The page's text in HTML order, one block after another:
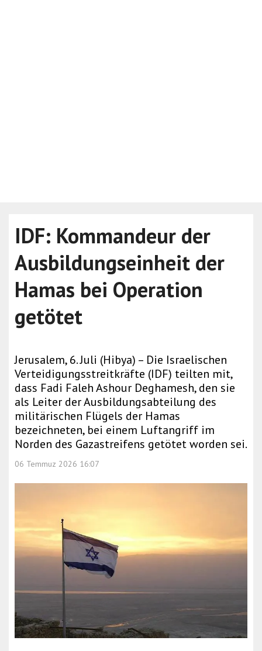
IDF: Kommandeur der
Ausbildungseinheit der
Hamas bei Operation
getötet
Jerusalem, 6. Juli (Hibya) – Die Israelischen
Verteidigungsstreitkräfte (IDF) teilten mit,
dass Fadi Faleh Ashour Deghamesh, den sie
als Leiter der Ausbildungsabteilung des
militärischen Flügels der Hamas
bezeichneten, bei einem Luftangriff im
Norden des Gazastreifens getötet worden sei.
06 Temmuz 2026 16:07